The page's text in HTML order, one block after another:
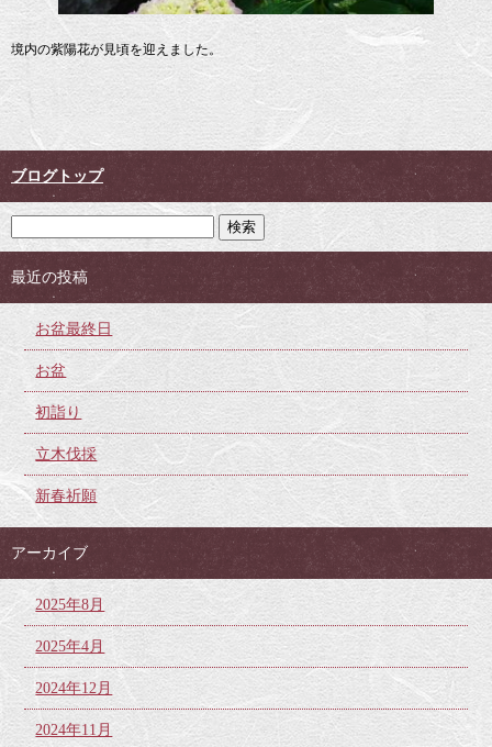
境内の紫陽花が見頃を迎えました。
ブログトップ
最近の投稿
お盆最終日
お盆
初詣り
立木伐採
新春祈願
アーカイブ
2025年8月
2025年4月
2024年12月
2024年11月